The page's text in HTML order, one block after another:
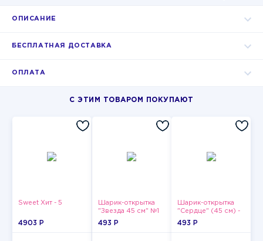
ОПИСАНИЕ
БЕСПЛАТНАЯ ДОСТАВКА
ОПЛАТА
С ЭТИМ ТОВАРОМ ПОКУПАЮТ
Sweet Хит - 5
4903 P
Шарик-открытка
"Звезда 45 см" №1
493 P
Шарик-открытка
"Сердце" (45 см) -
2
493 P